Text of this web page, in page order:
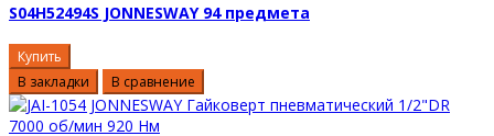
S04H52494S JONNESWAY 94 предмета
Купить
В закладки
В сравнение